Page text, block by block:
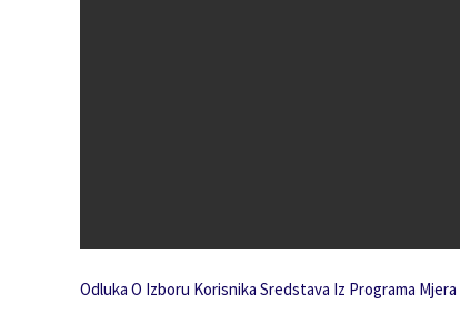
Odluka O Izboru Korisnika Sredstava Iz Programa